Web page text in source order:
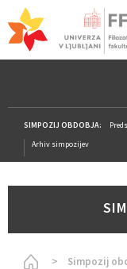
SIMPOZIJ OBDOBJA:
Arhiv simpozijev
Homepage
Simpozij